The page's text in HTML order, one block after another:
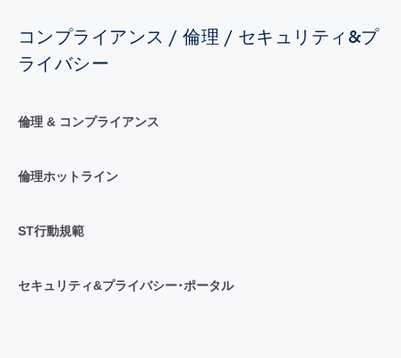
コンプライアンス / 倫理 / セキュリティ&プ
ライバシー
倫理 & コンプライアンス
倫理ホットライン
ST行動規範
セキュリティ&プライバシー･ポータル